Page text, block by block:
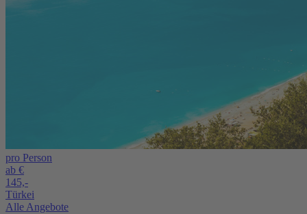
pro Person
ab €
145,-
Türkei
Alle Angebote